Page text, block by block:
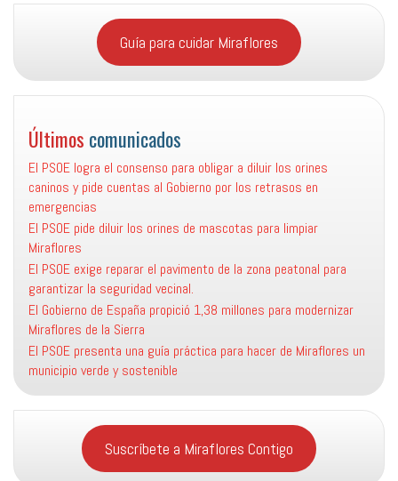
Guía para cuidar Miraflores
Últimos comunicados
El PSOE logra el consenso para obligar a diluir los orines
caninos y pide cuentas al Gobierno por los retrasos en
emergencias
El PSOE pide diluir los orines de mascotas para limpiar
Miraflores
El PSOE exige reparar el pavimento de la zona peatonal para
garantizar la seguridad vecinal.
El Gobierno de España propició 1,38 millones para modernizar
Miraflores de la Sierra
El PSOE presenta una guía práctica para hacer de Miraflores un
municipio verde y sostenible
Suscríbete a Miraflores Contigo